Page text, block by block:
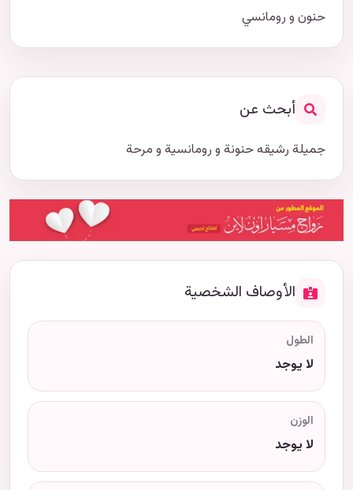
حنون و رومانسي
أبحث عن
جميلة رشيقه حنونة و رومانسية و مرحة
الأوصاف الشخصية
الطول
لا يوجد
الوزن
لا يوجد